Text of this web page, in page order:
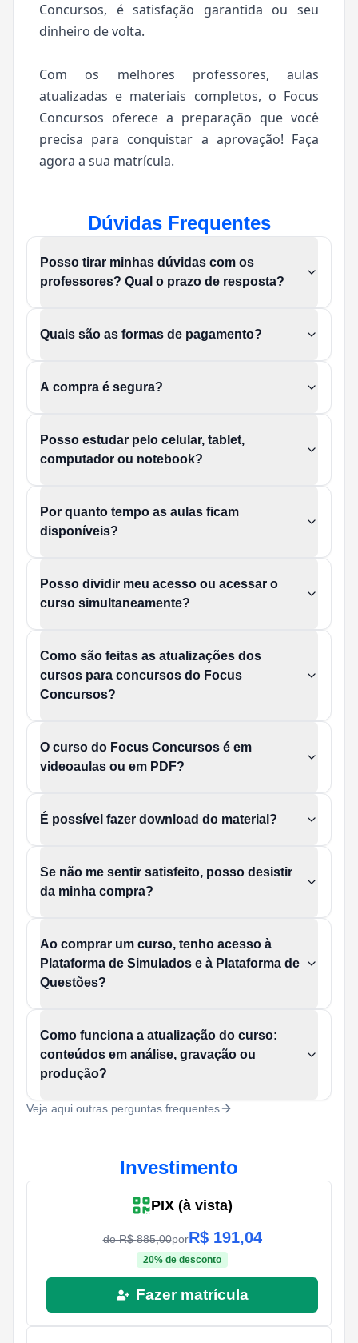
Concursos, é satisfação garantida ou seu
dinheiro de volta.
Com os melhores professores, aulas
atualizadas e materiais completos, o Focus
Concursos oferece a preparação que você
precisa para conquistar a aprovação! Faça
agora a sua matrícula.
Dúvidas Frequentes
Posso tirar minhas dúvidas com os
professores? Qual o prazo de resposta?
Quais são as formas de pagamento?
A compra é segura?
Posso estudar pelo celular, tablet,
computador ou notebook?
Por quanto tempo as aulas ficam
disponíveis?
Posso dividir meu acesso ou acessar o
curso simultaneamente?
Como são feitas as atualizações dos
cursos para concursos do Focus
Concursos?
O curso do Focus Concursos é em
videoaulas ou em PDF?
É possível fazer download do material?
Se não me sentir satisfeito, posso desistir
da minha compra?
Ao comprar um curso, tenho acesso à
Plataforma de Simulados e à Plataforma de
Questões?
Como funciona a atualização do curso:
conteúdos em análise, gravação ou
produção?
Veja aqui outras perguntas frequentes
Investimento
PIX (à vista)
de R$885,00porR$ 191,04
20% de desconto
Fazer matrícula